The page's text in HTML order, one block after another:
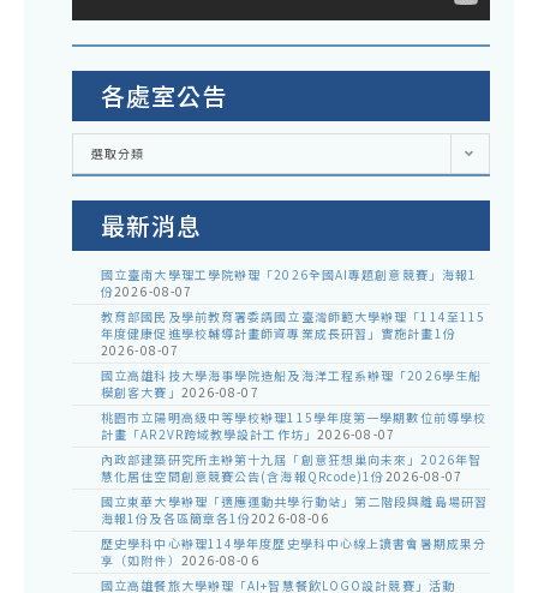
各處室公告
各
室
選取分類
最新消息
國立臺南大學理工學院辦理「2026全國AI專題創意競賽」海報1
份2026-08-07
教育部國民及學前教育署委請國立臺灣師範大學辦理「114至115
年度健康促進學校輔導計畫師資專業成長研習」實施計畫1份
2026-08-07
國立高雄科技大學海事學院造船及海洋工程系辦理「2026學生船
模創客大賽」 2026-08-07
桃園市立陽明高級中等學校辦理115學年度第一學期數位前導學校
計畫「AR2VR跨域教學設計工作坊」 2026-08-07
內政部建築研究所主辦第十九屆「創意狂想巢向未來」2026年智
慧化居住空間創意競賽公告(含海報QRcode)1份2026-08-07
國立東華大學辦理「適應運動共學行動站」第二階段與離島場研習
海報1份及各區簡章各1份2026-08-06
歷史學科中心辦理114學年度歷史學科中心線上讀書會暑期成果分
享（如附件） 2026-08-06
國立高雄餐旅大學辦理「AI+智慧餐飲LOGO設計競賽」活動